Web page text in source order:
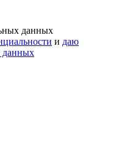
данных
и даю
данных